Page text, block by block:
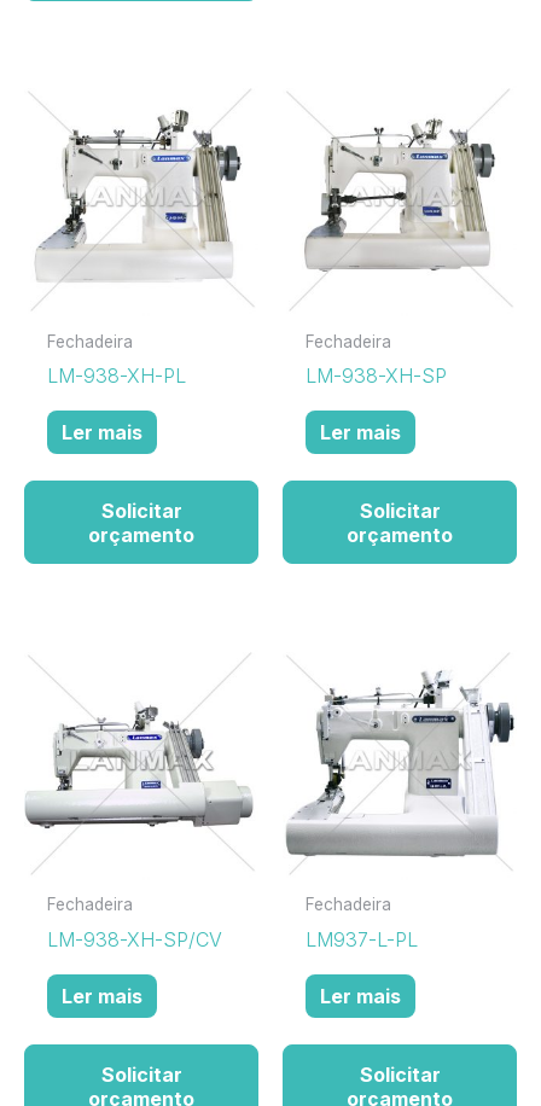
Fechadeira
LM-938-XH-PL
Ler mais
Solicitar
orçamento
Fechadeira
LM-938-XH-SP
Ler mais
Solicitar
orçamento
Fechadeira
LM-938-XH-SP/CV
Ler mais
Solicitar
orçamento
Fechadeira
LM937-L-PL
Ler mais
Solicitar
orçamento